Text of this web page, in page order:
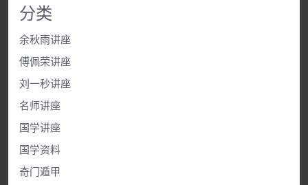
分类
余秋雨讲座
傅佩荣讲座
刘一秒讲座
名师讲座
国学讲座
国学资料
奇门遁甲